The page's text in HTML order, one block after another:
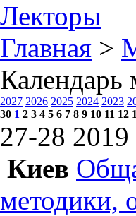
Лекторы
Главная >
Календарь
2027 2026 2025 2024 2023
30 1 2 3 4 5 6 7 8 9 10 11 12
27-28 2019
Киев
методики,